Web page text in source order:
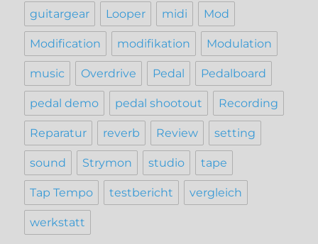
guitargear Looper midi Mod
Modification modifikation Modulation
music Overdrive Pedal Pedalboard
pedal demo pedal shootout Recording
Reparatur reverb Review setting
sound Strymon studio tape
Tap Tempo testbericht vergleich
werkstatt